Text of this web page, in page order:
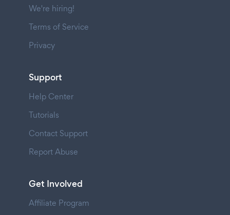
We're hiring!
Terms of Service
Privacy
Support
Help Center
Tutorials
Contact Support
Report Abuse
Get Involved
Affiliate Program